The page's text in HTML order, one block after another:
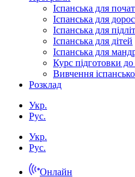
Іспанська для
Іспанська для
Іспанська для
Іспанська для дітей
Іспанська для
Курс підготовки
Вивчення
Розклад
Укр.
Рус.
Укр.
Рус.
Онлайн